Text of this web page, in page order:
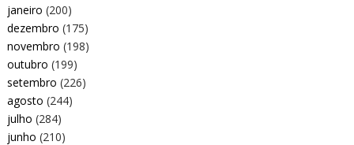
janeiro (200)
dezembro (175)
novembro (198)
outubro (199)
setembro (226)
agosto (244)
julho (284)
junho (210)